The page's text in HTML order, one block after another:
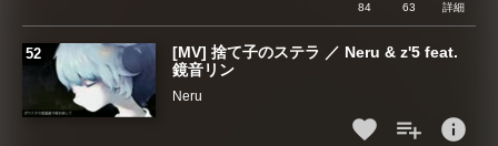
84 63 詳細
[MV] 捨て子のステラ ／ Neru & z'5 feat.
鏡音リン
Neru
info